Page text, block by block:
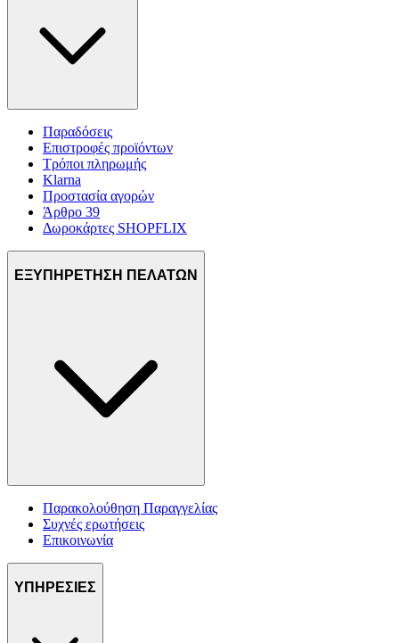
Παραδόσεις
Επιστροφές προϊόντων
Τρόποι πληρωμής
Klarna
Προστασία αγορών
Άρθρο 39
Δωροκάρτες SHOPFLIX
ΕΞΥΠΗΡΕΤΗΣΗ ΠΕΛΑΤΩΝ
Παρακολούθηση Παραγγελίας
Συχνές ερωτήσεις
Επικοινωνία
ΥΠΗΡΕΣΙΕΣ